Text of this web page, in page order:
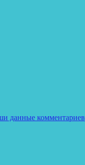
данные комментариев